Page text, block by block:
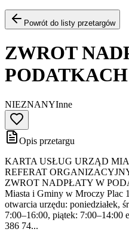
Powrót do listy przetargów
ZWROT
NIEZNANYInne
Opis przetargu
KARTA USŁUG URZĄD
REFERAT
ZWROT NADPŁATY W
Miasta i Gminy w Mroczy Plac
otwarcia urzędu: poniedziałek,
7:00–16:00, piątek: 7:00–14:00
386 74...